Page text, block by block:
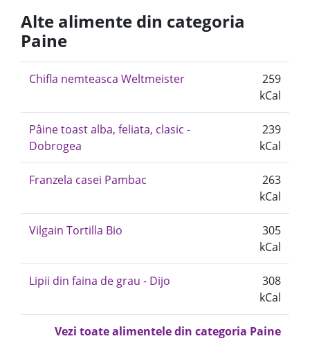
Alte alimente din categoria
Paine
Chifla nemteasca Weltmeister
259
kCal
Pâine toast alba, feliata, clasic -
Dobrogea
239
kCal
Franzela casei Pambac
263
kCal
Vilgain Tortilla Bio
305
kCal
Lipii din faina de grau - Dijo
308
kCal
Vezi toate alimentele din categoria Paine